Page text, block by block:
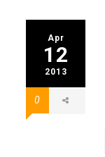
Apr
12
2013
0